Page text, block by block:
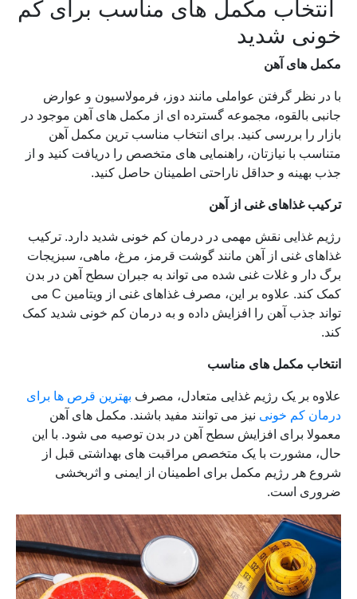
انتخاب مکمل های مناسب برای کم
خونی شدید
مکمل های آهن
با در نظر گرفتن عواملی مانند دوز، فرمولاسیون و عوارض
جانبی بالقوه، مجموعه گسترده ای از مکمل های آهن موجود در
بازار را بررسی کنید. برای انتخاب مناسب ترین مکمل آهن
متناسب با نیازتان، راهنمایی های متخصص را دریافت کنید و از
جذب بهینه و حداقل ناراحتی اطمینان حاصل کنید.
ترکیب غذاهای غنی از آهن
رژیم غذایی نقش مهمی در درمان کم خونی شدید دارد. ترکیب
غذاهای غنی از آهن مانند گوشت قرمز، مرغ، ماهی، سبزیجات
برگ دار و غلات غنی شده می تواند به جبران سطح آهن در بدن
کمک کند. علاوه بر این، مصرف غذاهای غنی از ویتامین C می
تواند جذب آهن را افزایش داده و به درمان کم خونی شدید کمک
کند.
انتخاب مکمل های مناسب
علاوه بر یک رژیم غذایی متعادل، مصرف بهترین قرص ها برای
درمان کم خونی نیز می توانند مفید باشند. مکمل های آهن
معمولا برای افزایش سطح آهن در بدن توصیه می شود. با این
حال، مشورت با یک متخصص مراقبت های بهداشتی قبل از
شروع هر رژیم مکمل برای اطمینان از ایمنی و اثربخشی
ضروری است.